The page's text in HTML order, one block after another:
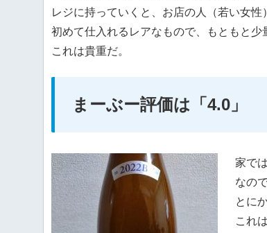
レジに持っていくと、お店の人（若い女性
初めて仕入れるレアなもので、もともと少
これは貴重だ。
まーぶー評価は「4.0」
家で
なの
とに
これ